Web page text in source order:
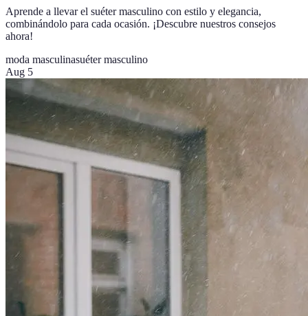
Aprende a llevar el suéter masculino con estilo y elegancia,
combinándolo para cada ocasión. ¡Descubre nuestros consejos
ahora!
moda masculinasuéter masculino
Aug 5